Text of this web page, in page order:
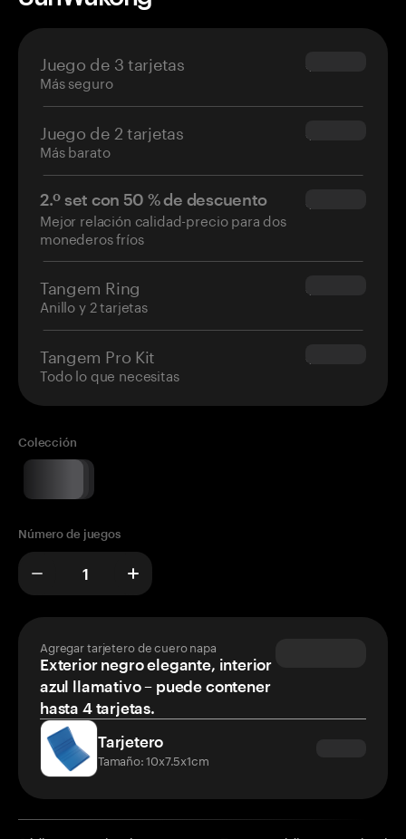
Juego de 3 tarjetas
Más seguro
$69.90
Juego de 2 tarjetas
Más barato
$54.90
2.º set con 50 % de descuento
Mejor relación calidad-precio para dos
monederos fríos
$34.95
Tangem Ring
Anillo y 2 tarjetas
$160.00
Tangem Pro Kit
Todo lo que necesitas
$180.00
Colección
Número de juegos
Agregar tarjetero de cuero napa
Exterior negro elegante, interior
azul llamativo – puede contener
hasta 4 tarjetas.
Tarjetero
Tamaño: 10x7.5x1cm